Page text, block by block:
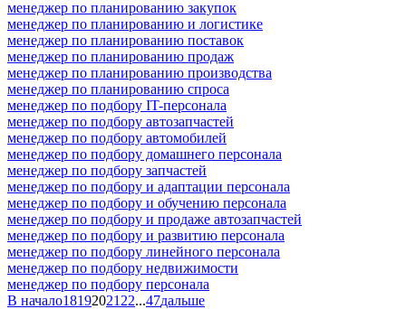
менеджер по планированию закупок
менеджер по планированию и логистике
менеджер по планированию поставок
менеджер по планированию продаж
менеджер по планированию производства
менеджер по планированию спроса
менеджер по подбору IT-персонала
менеджер по подбору автозапчастей
менеджер по подбору автомобилей
менеджер по подбору домашнего персонала
менеджер по подбору запчастей
менеджер по подбору и адаптации персонала
менеджер по подбору и обучению персонала
менеджер по подбору и продаже автозапчастей
менеджер по подбору и развитию персонала
менеджер по подбору линейного персонала
менеджер по подбору недвижимости
менеджер по подбору персонала
В начало18192021 22...47дальше